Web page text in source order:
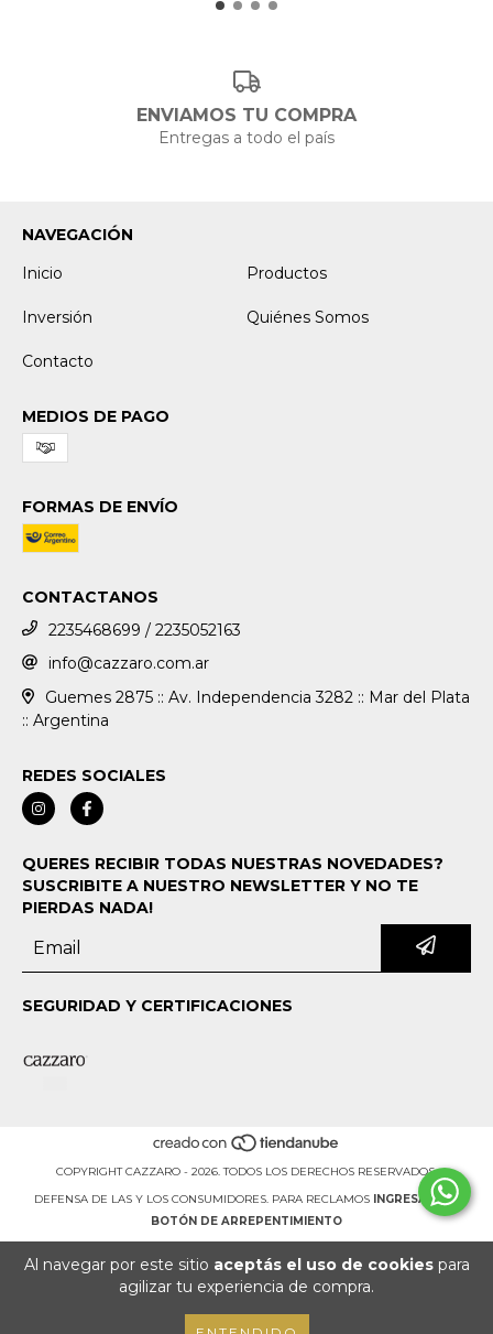
Al navegar por este sitio aceptás el uso de cookiespara
agilizar tu experiencia de compra.
ENVIAMOS TU COMPRA
Entregas a todo el país
NAVEGACIÓN
Inicio
Productos
Inversión Quiénes Somos
Contacto
MEDIOS DE PAGO
FORMAS DE ENVÍO
CONTACTANOS
2235468699 / 2235052163
info@cazzaro.com.ar
Guemes 2875 :: Av. Independencia 3282 :: Mar del Plata
:: Argentina
REDES SOCIALES
QUERES RECIBIR TODAS NUESTRAS NOVEDADES?
SUSCRIBITE A NUESTRO NEWSLETTER Y NO TE
PIERDAS NADA!
SEGURIDAD Y CERTIFICACIONES
COPYRIGHT CAZZARO - 2026. TODOS LOS DERECHOS RESERVADOS.
DEFENSA DE LAS Y LOS CONSUMIDORES. PARA RECLAMOS
INGRESÁ ACÁ.
BOTÓN DE ARREPENTIMIENTO